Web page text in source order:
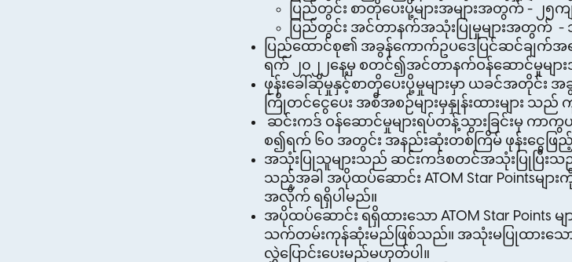
ပြည်တွင်း စာတိုပေးပို့များအများအတွက် - ၂၅
ပြည်တွင်း အင်တာနက်အသုံးပြုမှုများအတွက် - ၁
ပြည်ထောင်စု၏ အခွန်ကောက်ဥပဒေပြင်ဆင်ချက်အ
ရက် ၂၀၂၂နေ့မှ စတင်၍အင်တာနက်ဝန်ဆောင်မှုမျာ
ဖုန်းခေါ်ဆိုမှုနှင့်စာတိုပေးပို့မှုများမှာ ယခင်အတိုင်း အ
ကြိုတင်ငွေပေး အစီအစဉ်များမှနှုန်းထားများ သည်
ဆင်းကဒ် ဝန်ဆောင်မှုများရပ်တန့်သွားခြင်းမှ ကာ
စ၍ရက် ၆၀ အတွင်း အနည်းဆုံးတစ်ကြိမ် ဖုန်းငွေဖြ
အသုံးပြုသူများသည် ဆင်းကဒ်စတင်အသုံးပြုပြီးသ
သည့်အခါ အပိုထပ်ဆောင်း ATOM Star Pointsမျာ
အလိုက် ရရှိပါမည်။
အပိုထပ်ဆောင်း ရရှိထားသော ATOM Star
သက်တမ်းကုန်ဆုံးမည်ဖြစ်သည်။ အသုံးမပြုထားသေ
လွှဲပြောင်းပေးမည်မဟုတ်ပါ။